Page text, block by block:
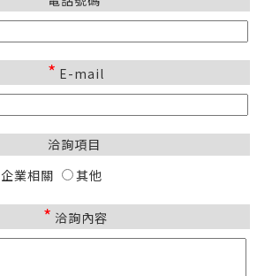
* E-mail
洽詢項目
企業相關 其他
* 洽詢內容